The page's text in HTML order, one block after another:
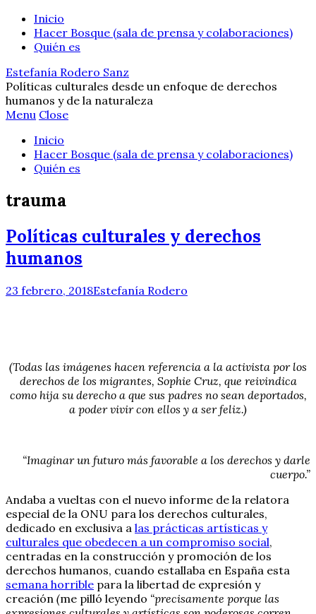
Inicio
Hacer Bosque (sala de prensa y colaboraciones)
Quién es
Estefanía Rodero Sanz
Políticas culturales desde un enfoque de derechos
humanos y de la naturaleza
Menu Close
Inicio
Hacer Bosque (sala de prensa y colaboraciones)
Quién es
trauma
Políticas culturales y derechos
humanos
23 febrero, 2018Estefanía Rodero
(Todas las imágenes hacen referencia a la activista por los
derechos de los migrantes, Sophie Cruz, que reivindica
como hija su derecho a que sus padres no sean deportados,
a poder vivir con ellos y a ser feliz.)
“Imaginar un futuro más favorable a los derechos y darle
cuerpo.”
Andaba a vueltas con el nuevo informe de la relatora
especial de la ONU para los derechos culturales,
dedicado en exclusiva a las prácticas artísticas y
culturales que obedecen a un compromiso social,
centradas en la construcción y promoción de los
derechos humanos, cuando estallaba en España esta
semana horrible para la libertad de expresión y
creación (me pilló leyendo “precisamente porque las